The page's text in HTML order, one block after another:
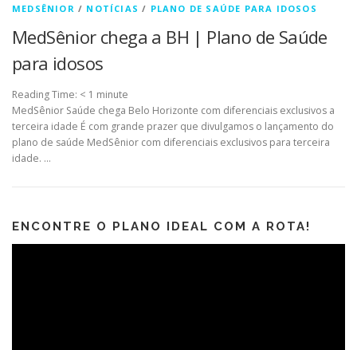
MEDSÊNIOR / NOTÍCIAS / PLANO DE SAÚDE PARA IDOSOS
MedSênior chega a BH | Plano de Saúde
para idosos
Reading Time: < 1 minute
MedSênior Saúde chega Belo Horizonte com diferenciais exclusivos a
terceira idade É com grande prazer que divulgamos o lançamento do
plano de saúde MedSênior com diferenciais exclusivos para terceira
idade. …
ENCONTRE O PLANO IDEAL COM A ROTA!